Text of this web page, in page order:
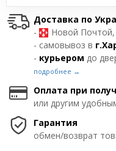
Доставка по
-
Новой Почтой,
- самовывоз в
- курьером до
подробнее →
Оплата при
или другим
Гарантия
обмен/возврат